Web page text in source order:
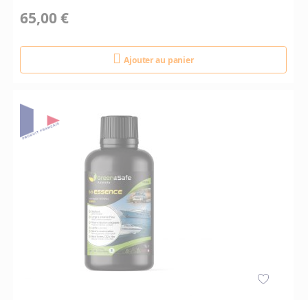
65,00 €
Ajouter au panier